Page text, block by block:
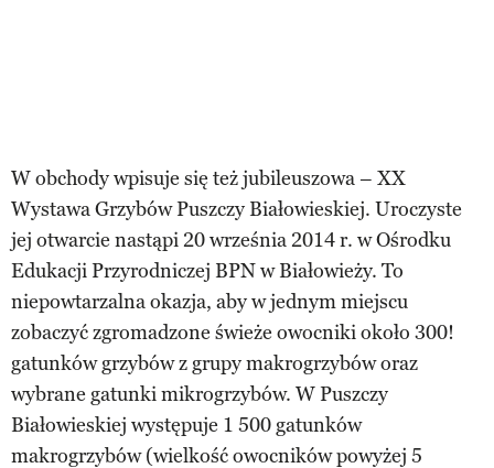
W obchody wpisuje się też jubileuszowa – XX
Wystawa Grzybów Puszczy Białowieskiej. Uroczyste
jej otwarcie nastąpi 20 września 2014 r. w Ośrodku
Edukacji Przyrodniczej BPN w Białowieży. To
niepowtarzalna okazja, aby w jednym miejscu
zobaczyć zgromadzone świeże owocniki około 300!
gatunków grzybów z grupy makrogrzybów oraz
wybrane gatunki mikrogrzybów. W Puszczy
Białowieskiej występuje 1 500 gatunków
makrogrzybów (wielkość owocników powyżej 5